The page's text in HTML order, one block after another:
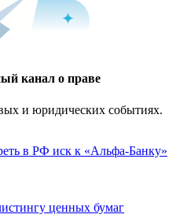
канал о праве
и юридических событиях.
в РФ иск к «Альфа-Банку»
ценных бумаг